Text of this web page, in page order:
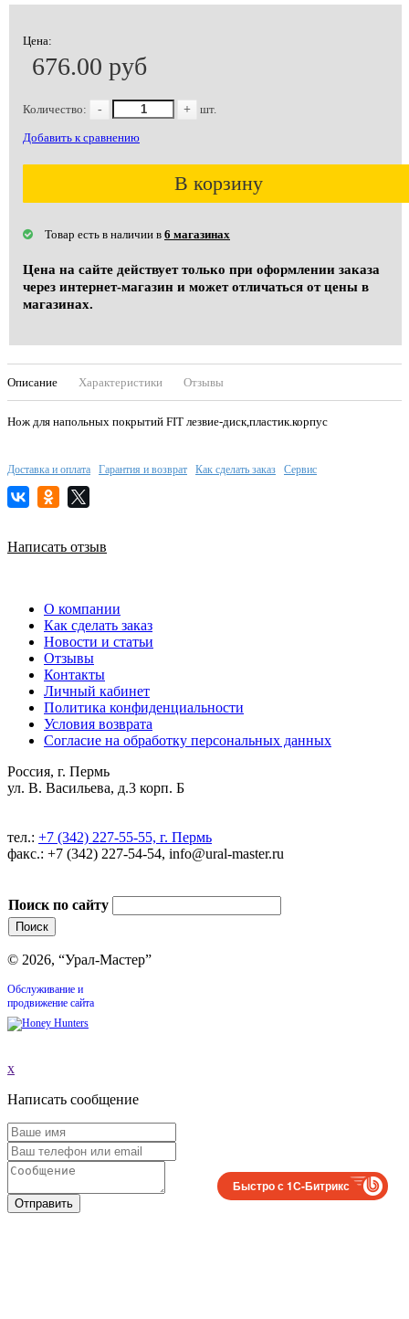
Цена:
676.00 руб
Количество: - + шт.
Добавить к сравнению
В корзину
Товар есть в наличии в 6 магазинах
Цена на сайте действует только при оформлении заказа
через интернет-магазин и может отличаться от цены в
магазинах.
Описание Характеристики Отзывы
Нож для напольных покрытий FIT лезвие-диск,пластик.корпус
Доставка и оплата Гарантия и возврат Как сделать заказ Сервис
Написать отзыв
О компании
Как сделать заказ
Новости и статьи
Отзывы
Контакты
Личный кабинет
Политика конфиденциальности
Условия возврата
Согласие на обработку персональных данных
Россия, г. Пермь
ул. В. Васильева, д.3 корп. Б
тел.: +7 (342) 227-55-55, г. Пермь
факс.: +7 (342) 227-54-54, info@ural-master.ru
Поиск по сайту
© 2026, “Урал-Мастер”
Обслуживание и
продвижение сайта
x
Написать сообщение
Отправить
Быстро с 1С-Битрикс